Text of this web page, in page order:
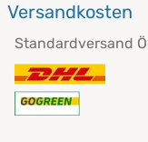
Versandkosten
Standardversand